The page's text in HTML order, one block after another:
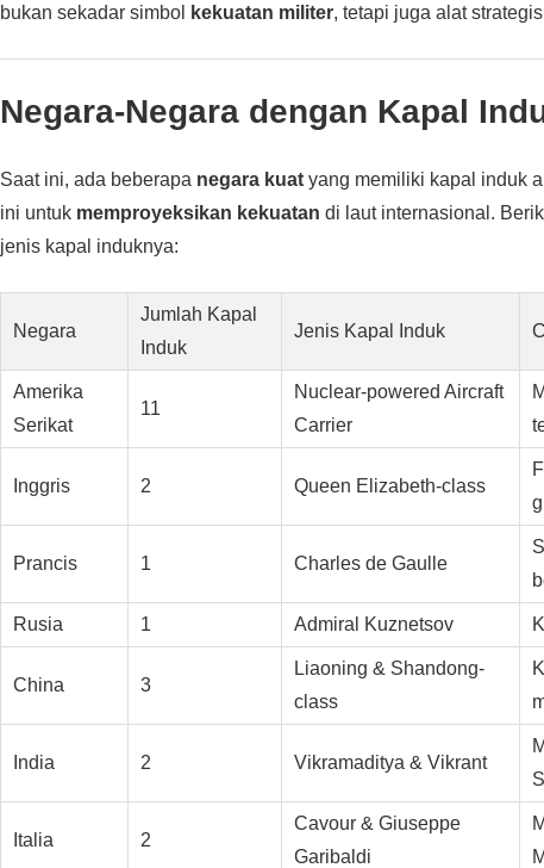
bukan sekadar simbol
kekuatan militer, tetapi juga alat strategis
Negara-Negara dengan Kapal
Saat ini, ada beberapa negara kuat yang memiliki kapal induk
ini untuk memproyeksikan kekuatan di laut internasional.
jenis kapal induknya:
Negara
Jumlah Kapal
Induk
Jenis Kapal Induk
Amerika
Serikat
11
Nuclear-powered Aircraft
Carrier
Inggris 2 Queen Elizabeth-class
Prancis 1 Charles de Gaulle
Rusia 1 Admiral Kuznetsov
China 3
Liaoning & Shandong-
class
India 2 Vikramaditya & Vikrant
Italia 2
Cavour & Giuseppe
Garibaldi